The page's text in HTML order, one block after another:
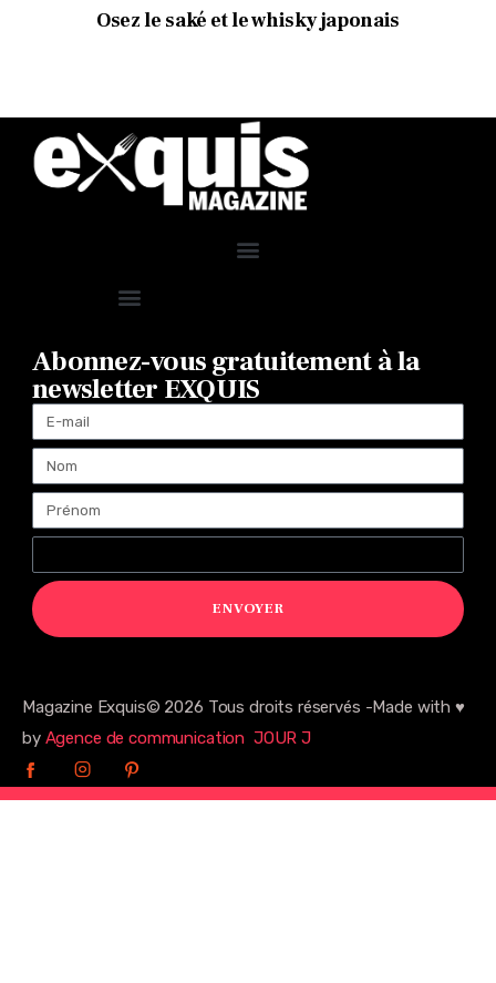
Osez le saké et le whisky japonais
Abonnez-vous gratuitement à la
newsletter EXQUIS
ENVOYER
Magazine Exquis© 2026 Tous droits réservés -Made with ♥️
by Agence de communication JOUR J